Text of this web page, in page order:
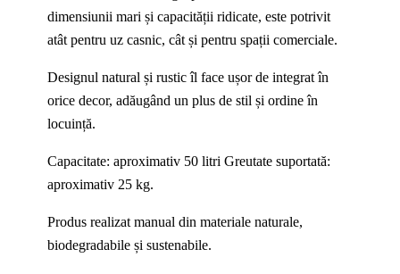
dimensiunii mari și capacității ridicate, este potrivit
atât pentru uz casnic, cât și pentru spații comerciale.
Designul natural și rustic îl face ușor de integrat în
orice decor, adăugând un plus de stil și ordine în
locuință.
Capacitate: aproximativ 50 litri Greutate suportată:
aproximativ 25 kg.
Produs realizat manual din materiale naturale,
biodegradabile și sustenabile.